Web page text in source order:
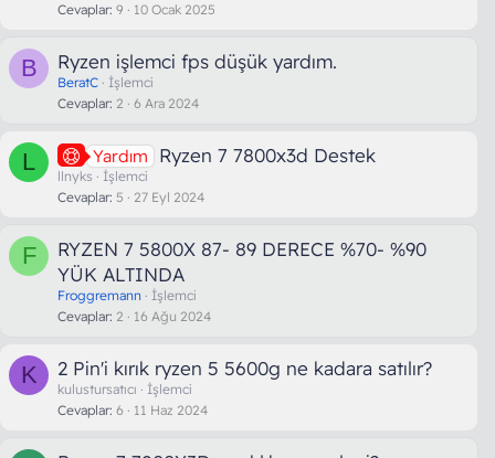
Cevaplar 9 10 Ocak 2025
B Ryzen işlemci fps düşük yardım.
BeratC
İşlemci
Cevaplar 2 6 Ara 2024
L Yardım Ryzen 7 7800x3d Destek
llnyks
İşlemci
Cevaplar 5 27 Eyl 2024
F
RYZEN 7 5800X 87- 89 DERECE %70- %90
YÜK ALTINDA
Froggremann
İşlemci
Cevaplar 2 16 Ağu 2024
K 2 Pin'i kırık ryzen 5 5600g ne kadara satılır?
kulustursatıcı
İşlemci
Cevaplar 6 11 Haz 2024